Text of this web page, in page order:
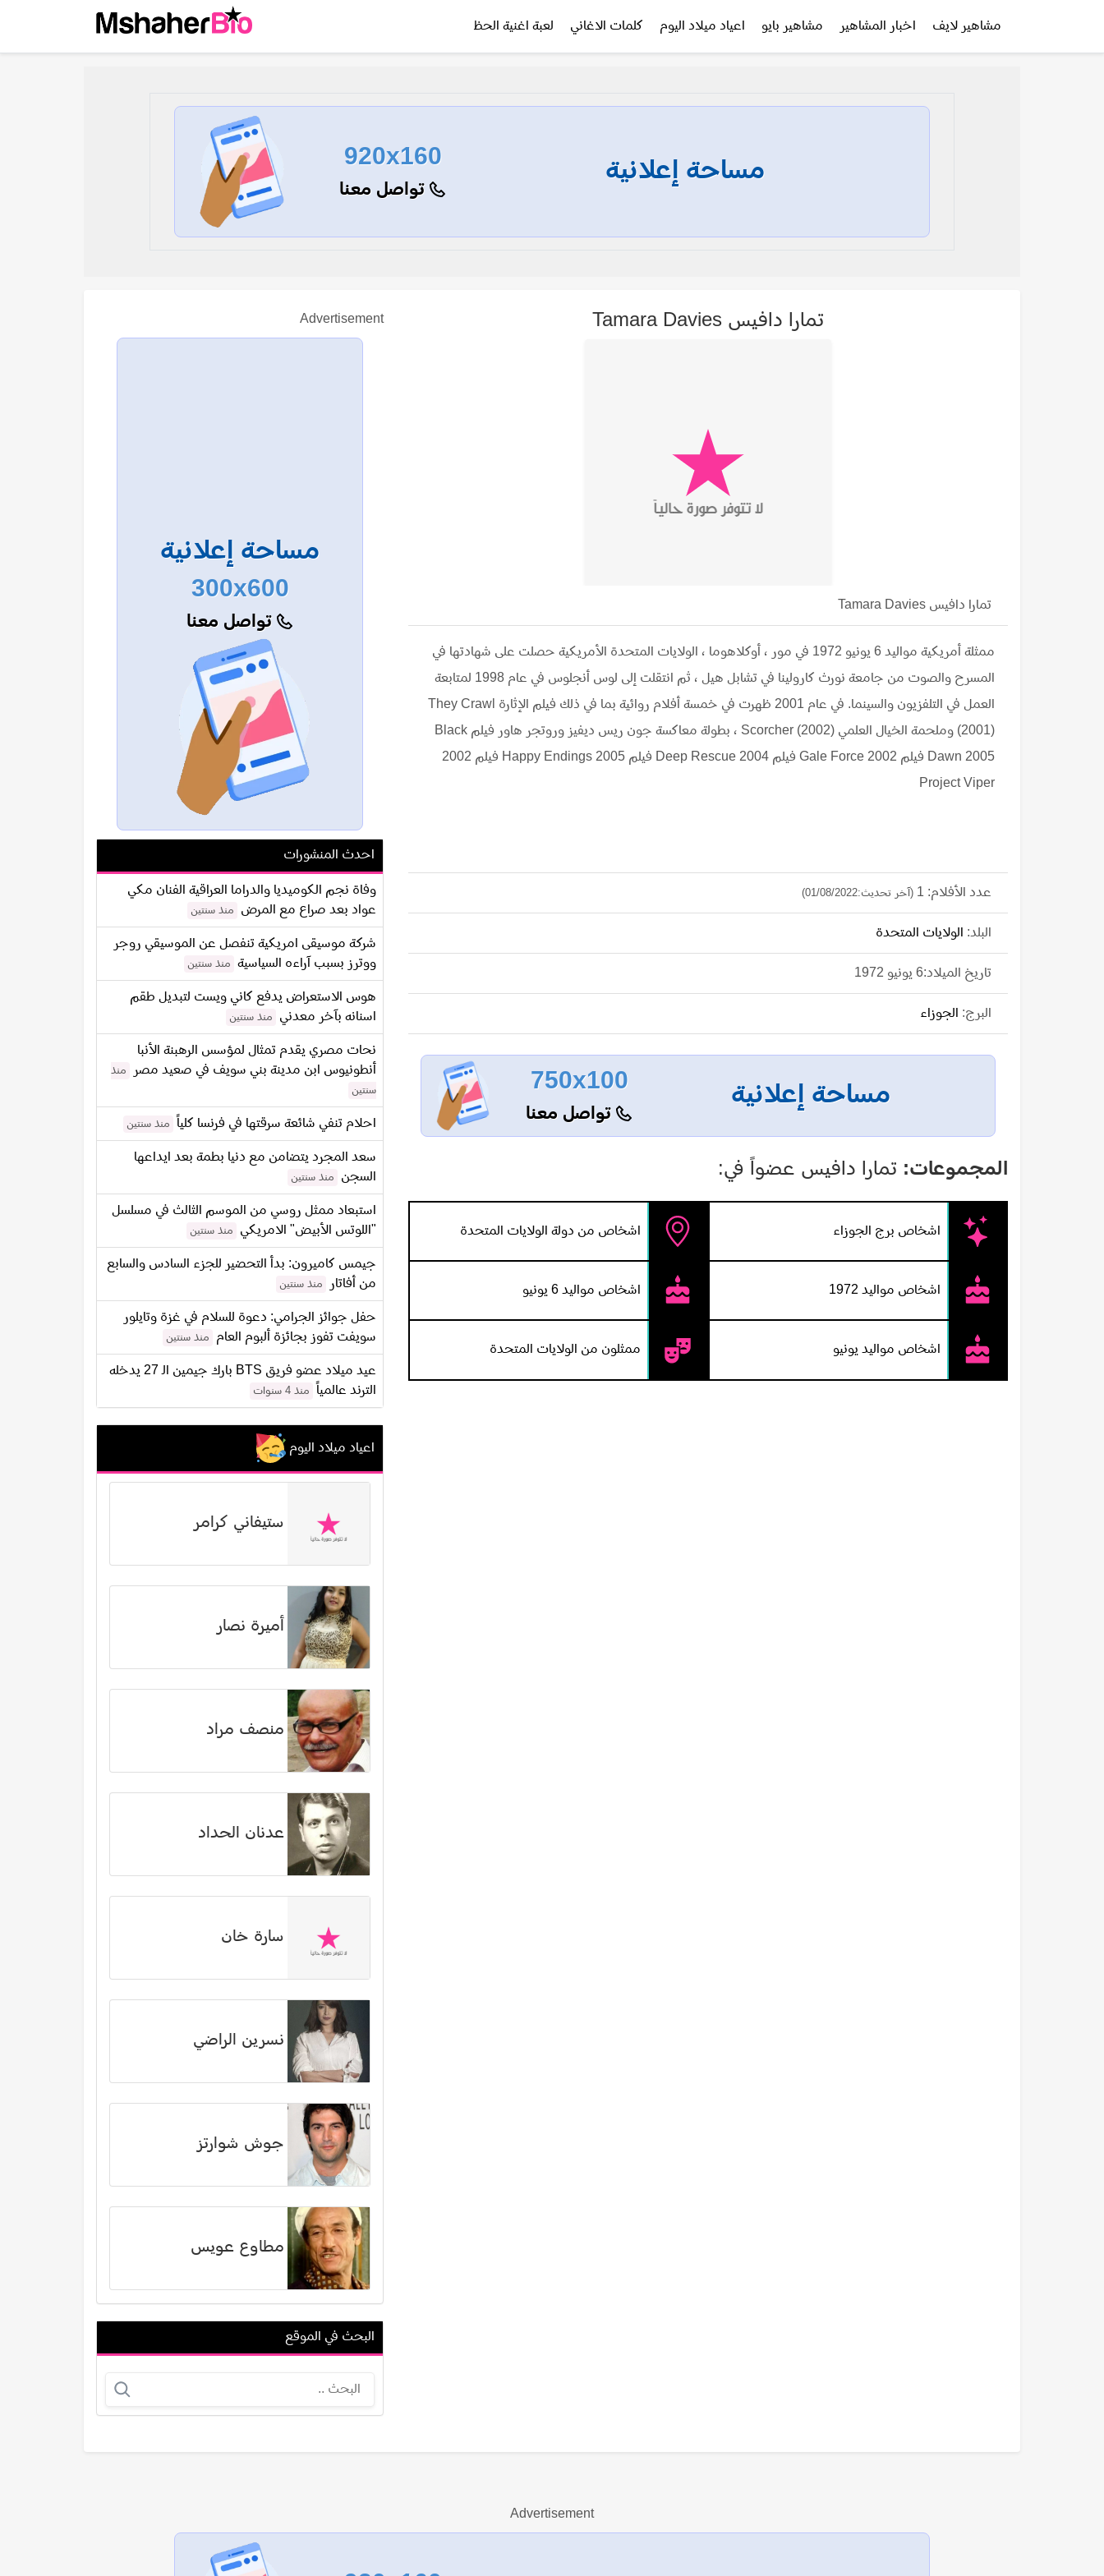
مشاهير لايف اخبار المشاهير مشاهير بايو اعياد ميلاد اليوم كلمات الاغاني لعبة اغنية الحظ
مساحة إعلانية
920x160
تواصل معنا
تمارا دافيس Tamara Davies
تمارا دافيس Tamara Davies
ممثلة أمريكية مواليد 6 يونيو 1972 في مور ، أوكلاهوما ، الولايات المتحدة الأمريكية حصلت على شهادتها في
المسرح والصوت من جامعة نورث كارولينا في تشابل هيل ، ثم انتقلت إلى لوس أنجلوس في عام 1998 لمتابعة
العمل في التلفزيون والسينما. في عام 2001 ظهرت في خمسة أفلام روائية بما في ذلك فيلم الإثارة They Crawl
(2001) وملحمة الخيال العلمي Scorcher (2002) ، بطولة معاكسة جون ريس ديفيز وروتجر هاور فيلم Black
Dawn 2005 فيلم Gale Force 2002 فيلم Deep Rescue 2004 فيلم Happy Endings 2005 فيلم 2002
Project Viper
عدد الأفلام: 1 (آخر تحديث:01/08/2022)
البلد: الولايات المتحدة
تاريخ الميلاد:6 يونيو 1972
البرج: الجوزاء
مساحة إعلانية
750x100
تواصل معنا
المجموعات: تمارا دافيس عضواً في:
اشخاص برج الجوزاء اشخاص من دولة الولايات المتحدة
اشخاص مواليد 1972 اشخاص مواليد 6 يونيو
اشخاص مواليد يونيو ممثلون من الولايات المتحدة
Advertisement
مساحة إعلانية
300x600
تواصل معنا
احدث المنشورات
وفاة نجم الكوميديا والدراما العراقية الفنان مكي
عواد بعد صراع مع المرض
منذ سنتين
شركة موسيقى امريكية تنفصل عن الموسيقي روجر
ووترز بسبب آراءه السياسية
منذ سنتين
هوس الاستعراض يدفع كاني ويست لتبديل طقم
اسنانه بآخر معدني
منذ سنتين
نحات مصري يقدم تمثال لمؤسس الرهبنة الأنبا
أنطونيوس ابن مدينة بني سويف في صعيد مصر
منذ
سنتين
احلام تنفي شائعة سرقتها في فرنسا كلياً منذ سنتين
سعد المجرد يتضامن مع دنيا بطمة بعد ايداعها
السجن
منذ سنتين
استبعاد ممثل روسي من الموسم الثالث في مسلسل
"اللوتس الأبيض" الامريكي
منذ سنتين
جيمس كاميرون: بدأ التحضير للجزء السادس والسابع
من أفاتار
منذ سنتين
حفل جوائز الجرامي: دعوة للسلام في غزة وتايلور
سويفت تفوز بجائزة ألبوم العام
منذ سنتين
عيد ميلاد عضو فريق BTS بارك جيمين الـ 27 يدخله
الترند عالمياً
منذ 4 سنوات
اعياد ميلاد اليوم
ستيفاني كرامر
أميرة نصار
منصف مراد
عدنان الحداد
سارة خان
نسرين الراضي
جوش شوارتز
مطاوع عويس
أهمت مكين
عرض الكل
البحث في الموقع
Advertisement